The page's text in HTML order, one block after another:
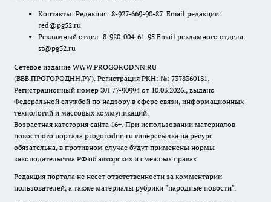
Контакты: Редакция: 8-927-669-90-87 Email редакции:
red@pg52.ru
Рекламный отдел: 8-920-004-61-95 Email рекламного отдела:
st@pg52.ru
Сетевое издание WWW.PROGORODNN.RU
(ВВВ.ПРОГОРОДНН.РУ). Регистрация РКН: №: 7378360181.
Регистрационный номер ЭЛ 77-90994 от 10.03.2026., выдано
Федеральной службой по надзору в сфере связи, информационных
технологий и массовых коммуникаций.
Возрастная категория сайта 16+. При использовании материалов
новостного портала progorodnn.ru гиперссылка на ресурс
обязательна, в противном случае будут применены нормы
законодательства РФ об авторских и смежных правах.
Редакция портала не несет ответственности за комментарии
пользователей, а также материалы рубрики "народные новости".